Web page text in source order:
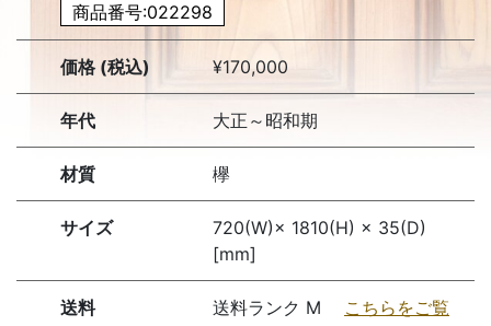
商品番号:022298
価格 (税込) ¥170,000
年代 大正～昭和期
材質 欅
サイズ
720(W)× 1810(H) × 35(D)
[mm]
送料 送料ランク M こちらをご覧